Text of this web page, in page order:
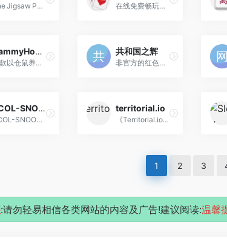
The Jigsaw Puzzles是一款专注于在线拼图的免费平台，致力于为玩家提供海量、随时可玩且无需下载的拼图游戏。 在线免费畅玩纸牌接龙，支持浏览器全屏模式，涵盖克朗代克、蜘蛛纸牌、空当接龙等100+款游戏。免下载免注册，即刻畅享乐趣。
HammyHome
一款以仓鼠养成与家园装饰为核心的休闲模拟游戏，在线养仓鼠游戏
共和国之辉
非官方的红色警戒2重制版，用前端技术完全重构，支持浏览器直接打开随时随地畅玩，和全球玩家实时对战，或者爆锤电脑AI
PCOL-SNOOKER
PCOL-SNOOKER 是一个基于网页的在线斯诺克游戏台球游戏，玩家可以在浏览器中直接游玩，无需安装额外软件。
territorial.io
《Territorial.io》是一款以领土扩张为核心的多人在线实时战略游戏，玩家通过策略性地占领地图上的区域、击败对手来争夺全球统治权
1 2 3
:请勿轻易相信各类网站的内容及广告!建议阅读:温馨